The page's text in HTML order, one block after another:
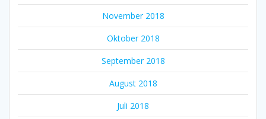
November 2018
Oktober 2018
September 2018
August 2018
Juli 2018